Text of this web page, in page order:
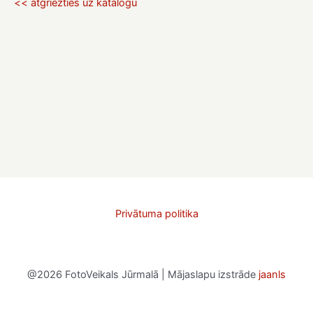
<< atgriezties uz katalogu
Privātuma politika
@2026 FotoVeikals Jūrmalā | Mājaslapu izstrāde jaanls